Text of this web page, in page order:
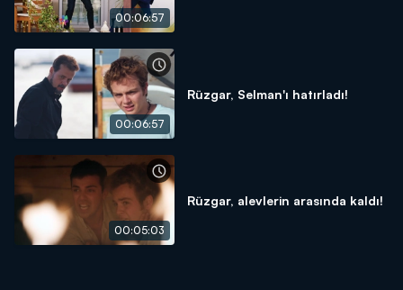
00:06:57
00:06:57
Rüzgar, Selman'ı hatırladı!
00:05:03
Rüzgar, alevlerin arasında kaldı!